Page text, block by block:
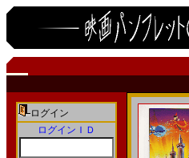
ログイン
ログインＩＤ